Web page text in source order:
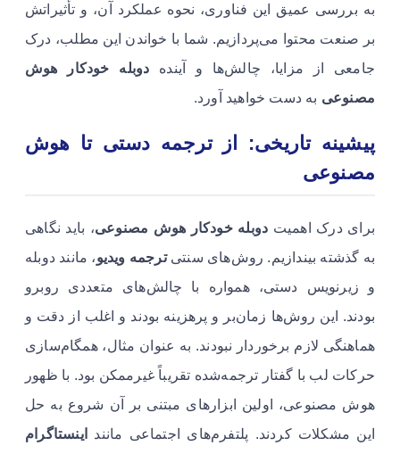
به بررسی عمیق این فناوری، نحوه عملکرد آن، و تأثیراتش
بر صنعت محتوا می‌پردازیم. شما با خواندن این مطلب، درک
جامعی از مزایا، چالش‌ها و آینده دوبله خودکار هوش
مصنوعی به دست خواهید آورد.
پیشینه تاریخی: از ترجمه دستی تا هوش
مصنوعی
برای درک اهمیت دوبله خودکار هوش مصنوعی، باید نگاهی
به گذشته بیندازیم. روش‌های سنتیترجمه ویدیو، مانند دوبله
و زیرنویس دستی، همواره با چالش‌های متعددی روبرو
بودند. این روش‌ها زمان‌بر و پرهزینه بودند و اغلب از دقت و
هماهنگی لازم برخوردار نبودند. به عنوان مثال، همگام‌سازی
حرکات لب با گفتار ترجمه‌شده تقریباً غیرممکن بود. با ظهور
هوش مصنوعی، اولین ابزارهای مبتنی بر آن شروع به حل
این مشکلات کردند. پلتفرم‌های اجتماعی مانند
اینستاگرام